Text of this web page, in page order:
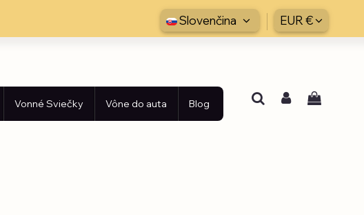
Slovenčina EUR €
Vonné Sviečky Vône do auta Blog